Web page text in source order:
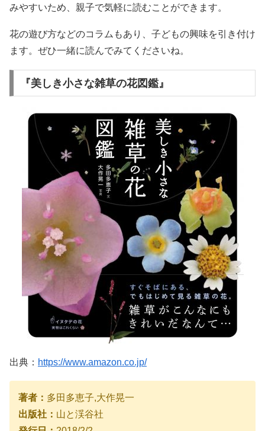
みやすいため、親子で気軽に読むことができます。
花の遊び方などのコラムもあり、子どもの興味を引き付け
ます。ぜひ一緒に読んでみてくださいね。
『美しき小さな雑草の花図鑑』
出典： https://www.amazon.co.jp/
著者： 多田多恵子,大作晃一
出版社： 山と渓谷社